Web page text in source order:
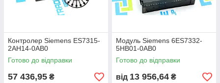
Контролер Siemens ES7315-
2AH14-0AB0
Готово до відправки
57 436,95 ₴
Модуль Siemens 6ES7332-
5HB01-0AB0
Готово до відправки
від 13 956,64 ₴